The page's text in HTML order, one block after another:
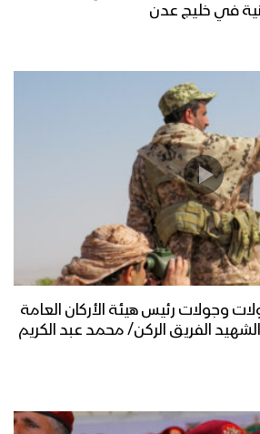
في خليج عدن
وجولات رئيس هيئة الأركان العامة
الشهيد الفريق الركن/ محمد عبد الكريم